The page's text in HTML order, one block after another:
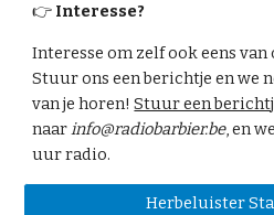
👉 Interesse?
Interesse om zelf ook eens
Stuur ons een berichtje en we
van je horen!Stuur een
naarinfo@radiobarbier.be, en
uur radio.
Herbeluister